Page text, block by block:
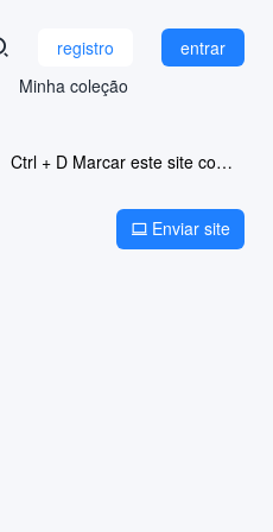
entrar
registro
Minha coleção
Ctrl + D Marcar este site como favorito
 Enviar site